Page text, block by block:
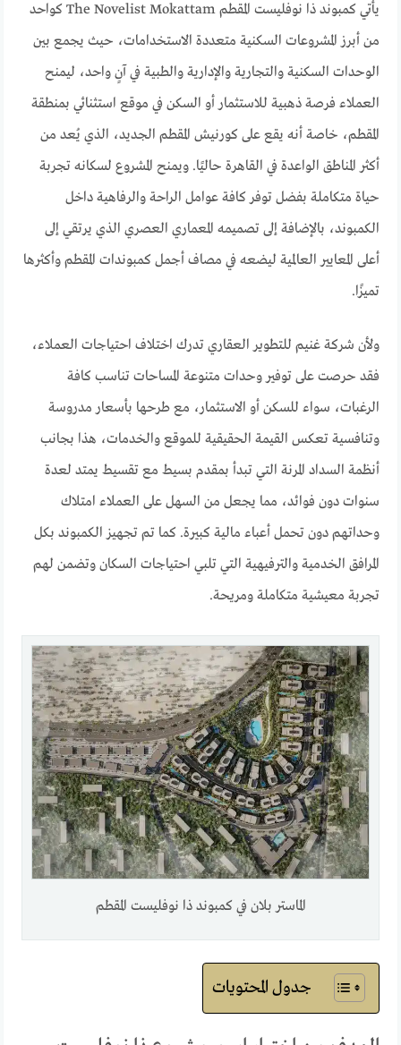
يأتي كمبوند ذا نوفليست المقطم The Novelist Mokattam كواحد
من أبرز المشروعات السكنية متعددة الاستخدامات، حيث يجمع بين
الوحدات السكنية والتجارية والإدارية والطبية في آنٍ واحد، ليمنح
العملاء فرصة ذهبية للاستثمار أو السكن في موقع استثنائي بمنطقة
المقطم، خاصة أنه يقع على كورنيش المقطم الجديد، الذي يُعد من
أكثر المناطق الواعدة في القاهرة حاليًا. ويمنح المشروع لسكانه تجربة
حياة متكاملة بفضل توفر كافة عوامل الراحة والرفاهية داخل
الكمبوند، بالإضافة إلى تصميمه المعماري العصري الذي يرتقي إلى
أعلى المعايير العالمية ليضعه في مصاف أجمل كمبوندات المقطم وأكثرها
تميزًا.
ولأن شركة غنيم للتطوير العقاري تدرك اختلاف احتياجات العملاء،
فقد حرصت على توفير وحدات متنوعة المساحات تناسب كافة
الرغبات، سواء للسكن أو الاستثمار، مع طرحها بأسعار مدروسة
وتنافسية تعكس القيمة الحقيقية للموقع والخدمات، هذا بجانب
أنظمة السداد المرنة التي تبدأ بمقدم بسيط مع تقسيط يمتد لعدة
سنوات دون فوائد، مما يجعل من السهل على العملاء امتلاك
وحداتهم دون تحمل أعباء مالية كبيرة. كما تم تجهيز الكمبوند بكل
المرافق الخدمية والترفيهية التي تلبي احتياجات السكان وتضمن لهم
تجربة معيشية متكاملة ومريحة.
الماستر بلان في كمبوند ذا نوفليست المقطم
جدول المحتويات